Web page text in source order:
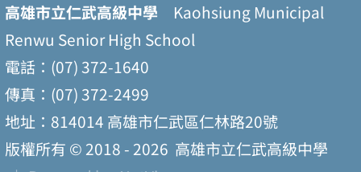
高雄市立仁武高級中學 Kaohsiung Municipal
Renwu Senior High School
電話：(07) 372-1640
傳真：(07) 372-2499
地址：814014 高雄市仁武區仁林路20號
版權所有 © 2018 - 2026 高雄市立仁武高級中學